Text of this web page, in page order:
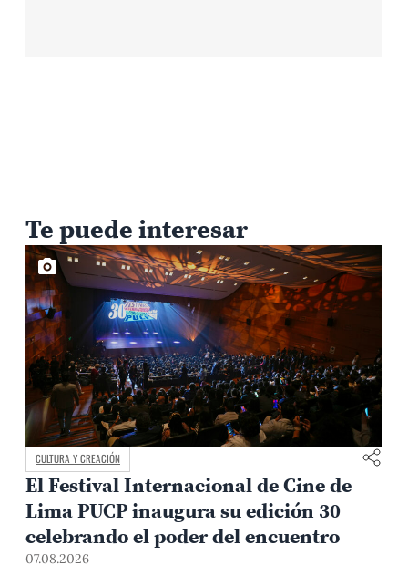
Te puede interesar
CULTURA Y CREACIÓN
El Festival Internacional de Cine de
Lima PUCP inaugura su edición 30
celebrando el poder del encuentro
07.08.2026